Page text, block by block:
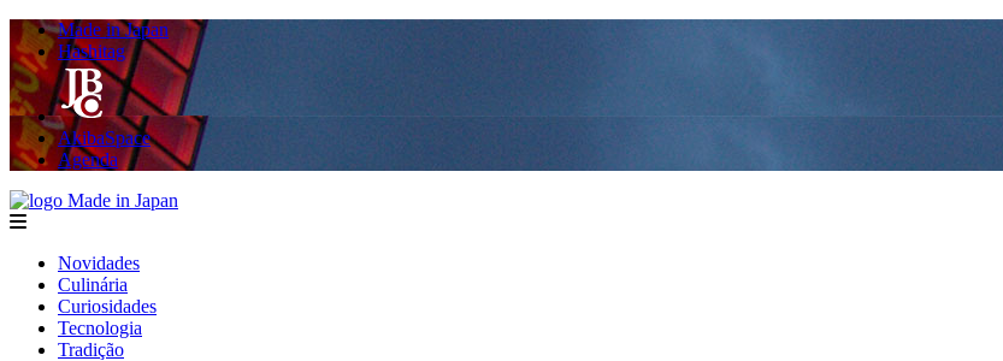
Made in Japan
Hashitag
AkibaSpace
Agenda
menu
Novidades
Culinária
Curiosidades
Tecnologia
Tradição